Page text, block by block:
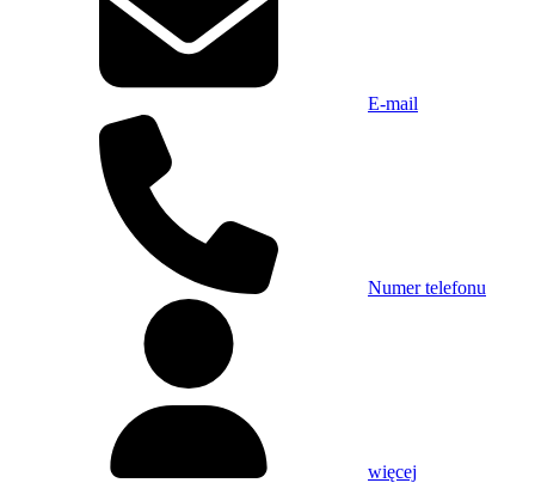
E-mail
Numer telefonu
więcej